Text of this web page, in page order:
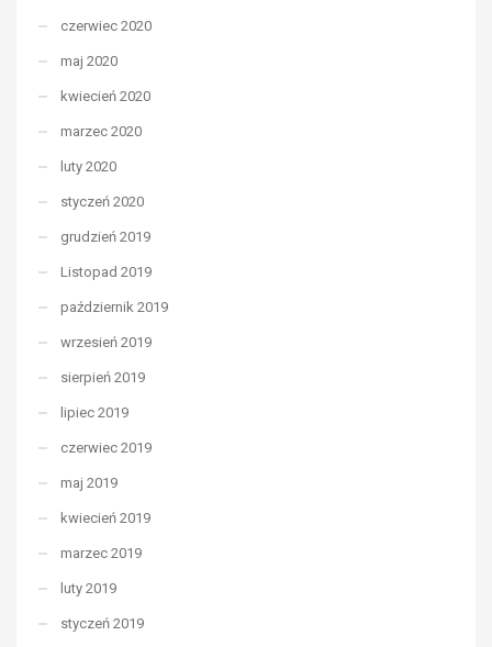
czerwiec 2020
maj 2020
kwiecień 2020
marzec 2020
luty 2020
styczeń 2020
grudzień 2019
Listopad 2019
październik 2019
wrzesień 2019
sierpień 2019
lipiec 2019
czerwiec 2019
maj 2019
kwiecień 2019
marzec 2019
luty 2019
styczeń 2019